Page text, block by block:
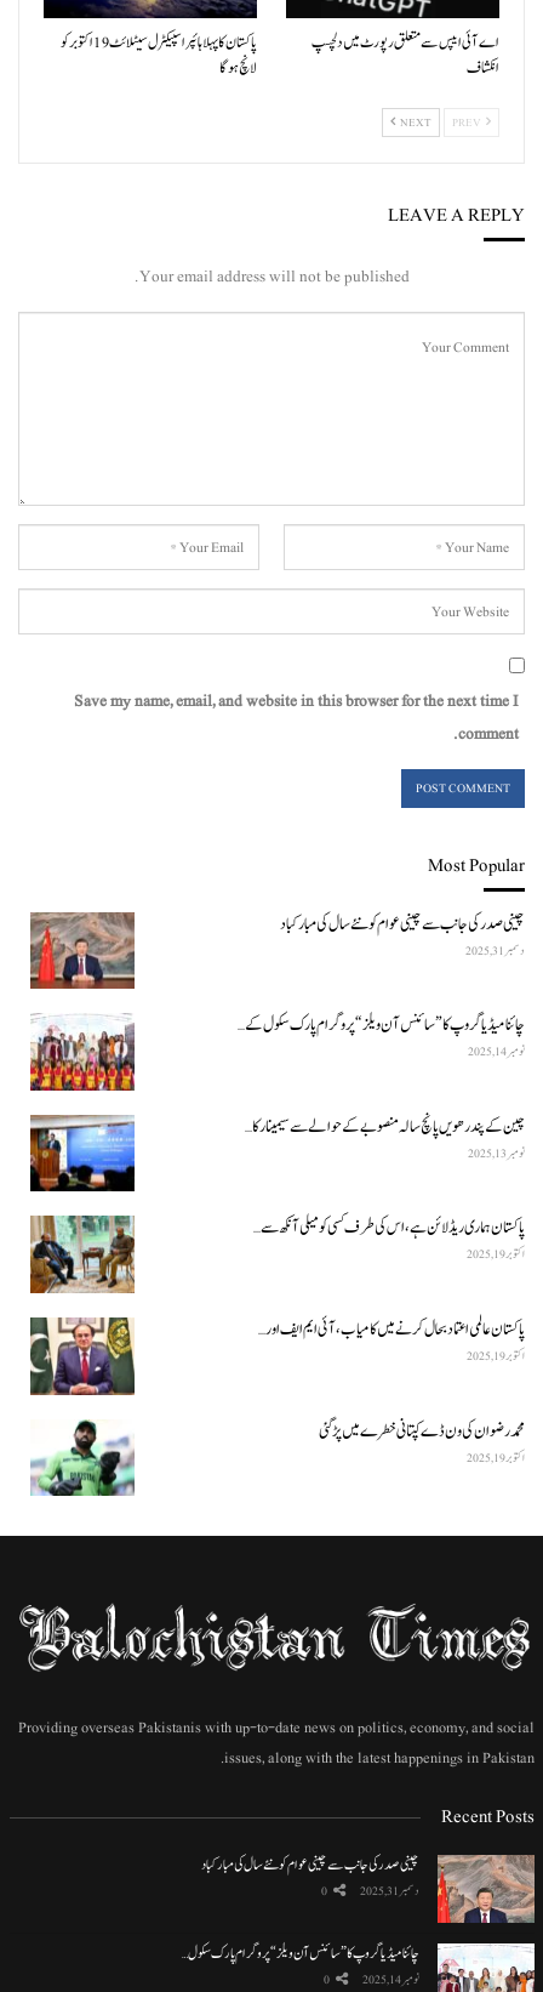
اے آئی ایپس سے متعلق رپورٹ میں دلچسپ
انکشاف
پاکستان کا پہلا ہائپر اسپیکٹرل سیٹلائٹ 19 اکتوبر کو
لانچ ہوگا
NEXT
LEAVE A REPLY
Your email address will not be published.
Save my name, email, and website in this browser for the next time I
comment.
Most Popular
چینی صدر کی جانب سے چینی عوام کو نئے سال کی مبارکباد
دسمبر 31, 2025
چائنا میڈیا گروپ کا ”سائنس آن ویلز“ پروگرام پارک سکول کے…
نومبر 14, 2025
چین کے پندرھویں پانچ سالہ منصوبے کے حوالے سے سیمینار کا…
نومبر 13, 2025
پاکستان ہماری ریڈ لائن ہے، اس کی طرف کسی کو میلی آنکھ سے…
اکتوبر 19, 2025
پاکستان عالمی اعتماد بحال کرنے میں کامیاب، آئی ایم ایف اور…
اکتوبر 19, 2025
محمد رضوان کی ون ڈے کپتانی خطرے میں پڑ گئی
اکتوبر 19, 2025
Providing overseas Pakistanis with up-to-date news on politics, economy, and social
issues, along with the latest happenings in Pakistan.
Recent Posts
چینی صدر کی جانب سے چینی عوام کو نئے سال کی مبارکباد
دسمبر 31, 2025 0
چائنا میڈیا گروپ کا ”سائنس آن ویلز“ پروگرام پارک سکول…
نومبر 14, 2025 0